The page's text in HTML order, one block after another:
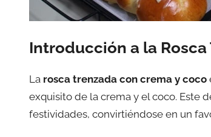
Introducción a la Rosca
La rosca trenzada con crema y coco
exquisito de la crema y el coco. Este
festividades, convirtiéndose en un